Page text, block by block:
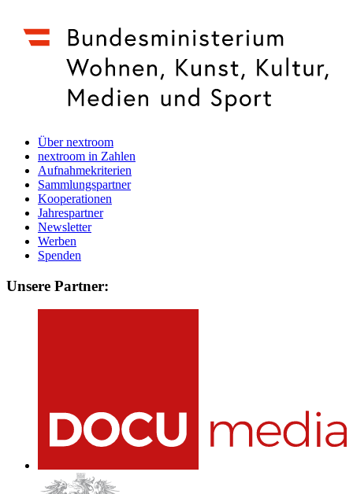
Über nextroom
nextroom in Zahlen
Aufnahmekriterien
Sammlungspartner
Kooperationen
Jahrespartner
Newsletter
Werben
Spenden
Unsere Partner: